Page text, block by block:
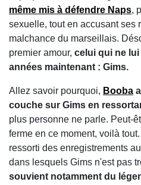
même mis à défendre Naps,
sexuelle, tout en accusant ses
malchance du marseillais.
premier amour, celui qui ne
années maintenant : Gims.
Allez savoir pourquoi, Booba
couche sur Gims en
plus personne ne parle. Peut-
ferme en ce moment, voilà
ressorti des enregistrements
dans lesquels Gims n'est pas
souvient notamment du